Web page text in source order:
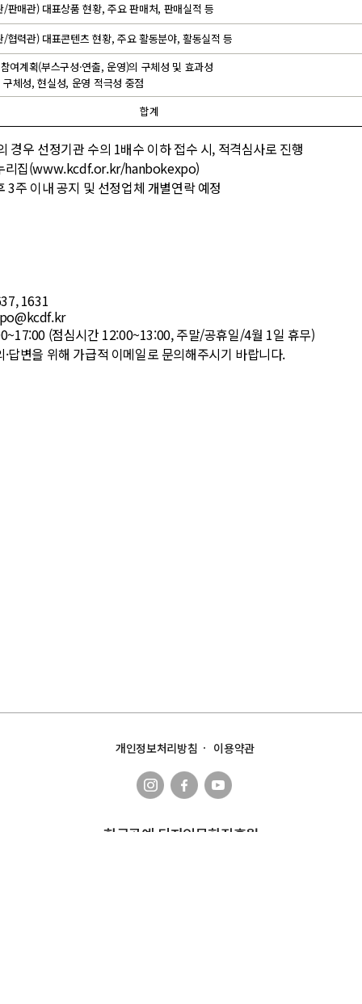
/판매관) 대표상품 현황, 주요 판매처, 판매실적 등
/협력관) 대표콘텐츠 현황, 주요 활동분야, 활동실적 등
여계획(부스구성·연출, 운영)의 구체성 및 효과성
구체성, 현실성, 운영 적극성 중점
합계
경우 선정기관 수의 1배수 이하 접수 시, 적격심사로 진행
리집(www.kcdf.or.kr/hanbokexpo)
3주 이내 공지 및 선정업체 개별연락 예정
1631
(점심시간 12:00~13:00, 주말/공휴일/4월 1일 휴무)
답변을 위해 가급적 이메일로 문의해주시기 바랍니다.
한국공예∙디자인문화진흥원
개인정보처리방침 이용약관